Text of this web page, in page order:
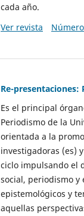
cada año.
Ver revista
Re-
Es el principal
Periodismo de la
orientada a la
investigadoras (es)
ciclo impulsando el
social, periodismo y
epistemológicos y
aquellas